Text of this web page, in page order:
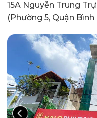
15A Nguyễn Trung
(Phường 5, Quận Bình